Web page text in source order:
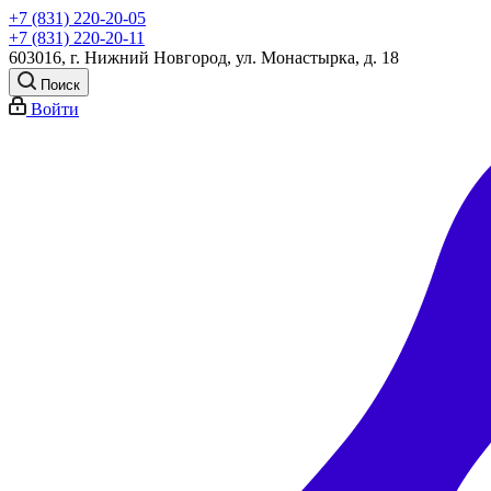
+7 (831) 220-20-05
+7 (831) 220-20-11
603016, г. Нижний Новгород, ул. Монастырка, д. 18
Поиск
Войти